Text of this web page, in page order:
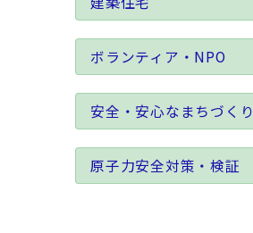
ボランティア・NPO
安全・安心なまちづくり
原子力安全対策・検証